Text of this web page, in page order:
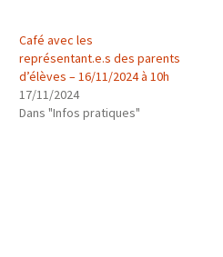
Café avec les
représentant.e.s des parents
d’élèves – 16/11/2024 à 10h
17/11/2024
Dans "Infos pratiques"